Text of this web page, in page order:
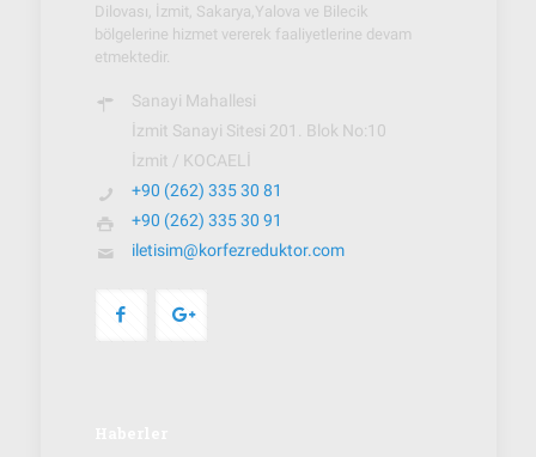
Dilovası, İzmit, Sakarya,Yalova ve Bilecik
bölgelerine hizmet vererek faaliyetlerine devam
etmektedir.
Sanayi Mahallesi
İzmit Sanayi Sitesi 201. Blok No:10
İzmit / KOCAELİ
+90 (262) 335 30 81
+90 (262) 335 30 91
iletisim@korfezreduktor.com